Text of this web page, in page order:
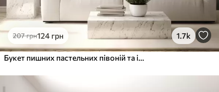
207грн124 грн 1.7k